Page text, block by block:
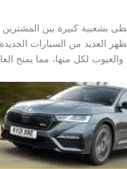
بشعبية كبيرة بين
حيث تُظهر العديد من